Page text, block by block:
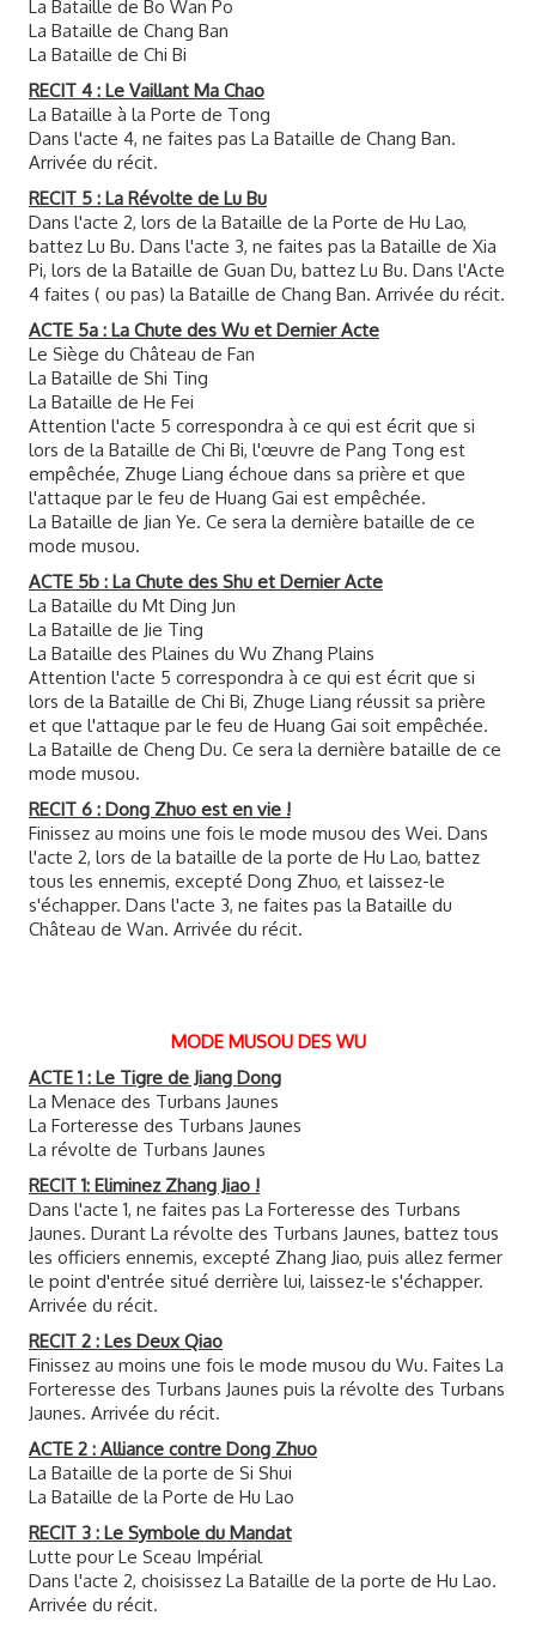
La Bataille de Bo Wan Po
La Bataille de Chang Ban
La Bataille de Chi Bi
RECIT 4 : Le Vaillant Ma Chao
La Bataille à la Porte de Tong
Dans l'acte 4, ne faites pas La Bataille de Chang Ban.
Arrivée du récit.
RECIT 5 : La Révolte de Lu Bu
Dans l'acte 2, lors de la Bataille de la Porte de Hu Lao,
battez Lu Bu. Dans l'acte 3, ne faites pas la Bataille de Xia
Pi, lors de la Bataille de Guan Du, battez Lu Bu. Dans l'Acte
4 faites ( ou pas) la Bataille de Chang Ban. Arrivée du récit.
ACTE 5a : La Chute des Wu et Dernier Acte
Le Siège du Château de Fan
La Bataille de Shi Ting
La Bataille de He Fei
Attention l'acte 5 correspondra à ce qui est écrit que si
lors de la Bataille de Chi Bi, l'œuvre de Pang Tong est
empêchée, Zhuge Liang échoue dans sa prière et que
l'attaque par le feu de Huang Gai est empêchée.
La Bataille de Jian Ye. Ce sera la dernière bataille de ce
mode musou.
ACTE 5b : La Chute des Shu et Dernier Acte
La Bataille du Mt Ding Jun
La Bataille de Jie Ting
La Bataille des Plaines du Wu Zhang Plains
Attention l'acte 5 correspondra à ce qui est écrit que si
lors de la Bataille de Chi Bi, Zhuge Liang réussit sa prière
et que l'attaque par le feu de Huang Gai soit empêchée.
La Bataille de Cheng Du. Ce sera la dernière bataille de ce
mode musou.
RECIT 6 : Dong Zhuo est en vie !
Finissez au moins une fois le mode musou des Wei. Dans
l'acte 2, lors de la bataille de la porte de Hu Lao, battez
tous les ennemis, excepté Dong Zhuo, et laissez-le
s'échapper. Dans l'acte 3, ne faites pas la Bataille du
Château de Wan. Arrivée du récit.
MODE MUSOU DES WU
ACTE 1 : Le Tigre de Jiang Dong
La Menace des Turbans Jaunes
La Forteresse des Turbans Jaunes
La révolte de Turbans Jaunes
RECIT 1: Eliminez Zhang Jiao !
Dans l'acte 1, ne faites pas La Forteresse des Turbans
Jaunes. Durant La révolte des Turbans Jaunes, battez tous
les officiers ennemis, excepté Zhang Jiao, puis allez fermer
le point d'entrée situé derrière lui, laissez-le s'échapper.
Arrivée du récit.
RECIT 2 : Les Deux Qiao
Finissez au moins une fois le mode musou du Wu. Faites La
Forteresse des Turbans Jaunes puis la révolte des Turbans
Jaunes. Arrivée du récit.
ACTE 2 : Alliance contre Dong Zhuo
La Bataille de la porte de Si Shui
La Bataille de la Porte de Hu Lao
RECIT 3 : Le Symbole du Mandat
Lutte pour Le Sceau Impérial
Dans l'acte 2, choisissez La Bataille de la porte de Hu Lao.
Arrivée du récit.